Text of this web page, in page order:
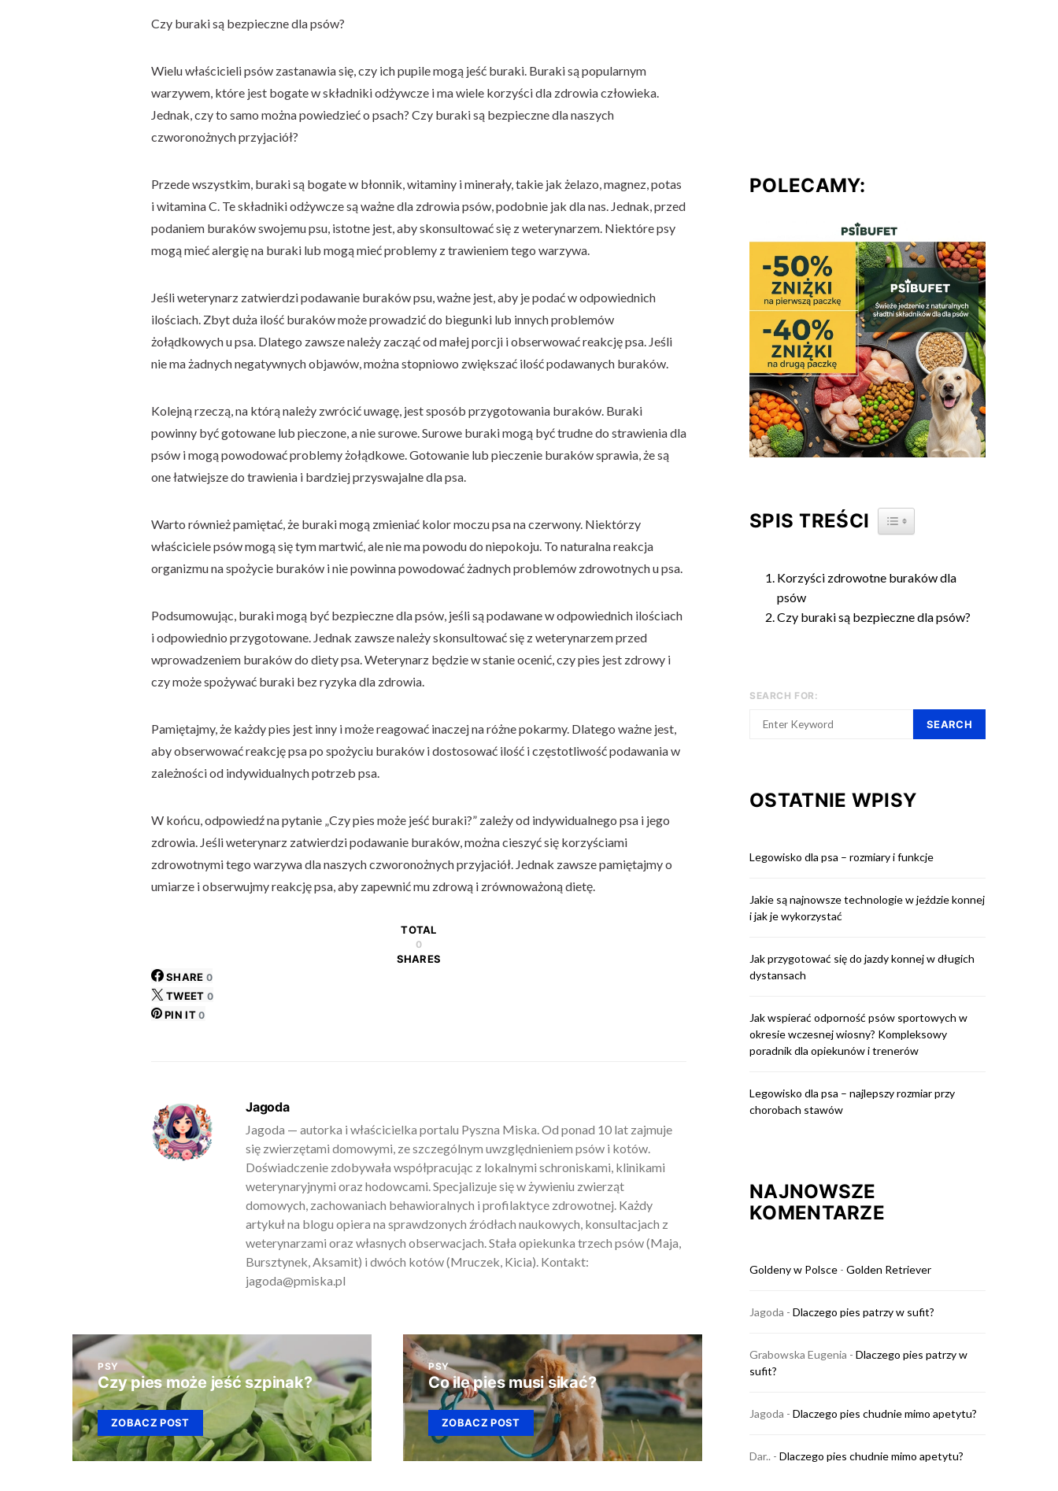
Czy buraki są bezpieczne dla psów?
Wielu właścicieli psów zastanawia się, czy ich pupile mogą jeść buraki. Buraki są popularnym
warzywem, które jest bogate w składniki odżywcze i ma wiele korzyści dla zdrowia człowieka.
Jednak, czy to samo można powiedzieć o psach? Czy buraki są bezpieczne dla naszych
czworonożnych przyjaciół?
Przede wszystkim, buraki są bogate w błonnik, witaminy i minerały, takie jak żelazo, magnez, potas
i witamina C. Te składniki odżywcze są ważne dla zdrowia psów, podobnie jak dla nas. Jednak, przed
podaniem buraków swojemu psu, istotne jest, aby skonsultować się z weterynarzem. Niektóre psy
mogą mieć alergię na buraki lub mogą mieć problemy z trawieniem tego warzywa.
Jeśli weterynarz zatwierdzi podawanie buraków psu, ważne jest, aby je podać w odpowiednich
ilościach. Zbyt duża ilość buraków może prowadzić do biegunki lub innych problemów
żołądkowych u psa. Dlatego zawsze należy zacząć od małej porcji i obserwować reakcję psa. Jeśli
nie ma żadnych negatywnych objawów, można stopniowo zwiększać ilość podawanych buraków.
Kolejną rzeczą, na którą należy zwrócić uwagę, jest sposób przygotowania buraków. Buraki
powinny być gotowane lub pieczone, a nie surowe. Surowe buraki mogą być trudne do strawienia dla
psów i mogą powodować problemy żołądkowe. Gotowanie lub pieczenie buraków sprawia, że są
one łatwiejsze do trawienia i bardziej przyswajalne dla psa.
Warto również pamiętać, że buraki mogą zmieniać kolor moczu psa na czerwony. Niektórzy
właściciele psów mogą się tym martwić, ale nie ma powodu do niepokoju. To naturalna reakcja
organizmu na spożycie buraków i nie powinna powodować żadnych problemów zdrowotnych u psa.
Podsumowując, buraki mogą być bezpieczne dla psów, jeśli są podawane w odpowiednich ilościach
i odpowiednio przygotowane. Jednak zawsze należy skonsultować się z weterynarzem przed
wprowadzeniem buraków do diety psa. Weterynarz będzie w stanie ocenić, czy pies jest zdrowy i
czy może spożywać buraki bez ryzyka dla zdrowia.
Pamiętajmy, że każdy pies jest inny i może reagować inaczej na różne pokarmy. Dlatego ważne jest,
aby obserwować reakcję psa po spożyciu buraków i dostosować ilość i częstotliwość podawania w
zależności od indywidualnych potrzeb psa.
W końcu, odpowiedź na pytanie „Czy pies może jeść buraki?” zależy od indywidualnego psa i jego
zdrowia. Jeśli weterynarz zatwierdzi podawanie buraków, można cieszyć się korzyściami
zdrowotnymi tego warzywa dla naszych czworonożnych przyjaciół. Jednak zawsze pamiętajmy o
umiarze i obserwujmy reakcję psa, aby zapewnić mu zdrową i zrównoważoną dietę.
TOTAL
0
SHARES
SHARE 0
TWEET 0
PIN IT 0
Jagoda
Jagoda — autorka i właścicielka portalu Pyszna Miska. Od ponad 10 lat zajmuje
się zwierzętami domowymi, ze szczególnym uwzględnieniem psów i kotów.
Doświadczenie zdobywała współpracując z lokalnymi schroniskami, klinikami
weterynaryjnymi oraz hodowcami. Specjalizuje się w żywieniu zwierząt
domowych, zachowaniach behawioralnych i profilaktyce zdrowotnej. Każdy
artykuł na blogu opiera na sprawdzonych źródłach naukowych, konsultacjach z
weterynarzami oraz własnych obserwacjach. Stała opiekunka trzech psów (Maja,
Bursztynek, Aksamit) i dwóch kotów (Mruczek, Kicia). Kontakt:
jagoda@pmiska.pl
PSY
Czy pies może jeść szpinak?
ZOBACZ POST
PSY
Co ile pies musi sikać?
ZOBACZ POST
POLECAMY:
SPIS TREŚCI TOGGLE TABLE OF CONTENT
Korzyści zdrowotne buraków dla
psów
Czy buraki są bezpieczne dla psów?
SEARCH FOR:
SEARCH
OSTATNIE WPISY
Legowisko dla psa – rozmiary i funkcje
Jakie są najnowsze technologie w jeździe konnej
i jak je wykorzystać
Jak przygotować się do jazdy konnej w długich
dystansach
Jak wspierać odporność psów sportowych w
okresie wczesnej wiosny? Kompleksowy
poradnik dla opiekunów i trenerów
Legowisko dla psa – najlepszy rozmiar przy
chorobach stawów
NAJNOWSZE
KOMENTARZE
Goldeny w Polsce - Golden Retriever
Jagoda - Dlaczego pies patrzy w sufit?
Grabowska Eugenia - Dlaczego pies patrzy w
sufit?
Jagoda - Dlaczego pies chudnie mimo apetytu?
Dar.. - Dlaczego pies chudnie mimo apetytu?